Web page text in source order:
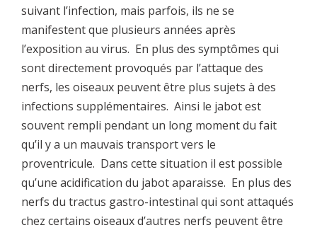
suivant l’infection, mais parfois, ils ne se
manifestent que plusieurs années après
l’exposition au virus. En plus des symptômes qui
sont directement provoqués par l’attaque des
nerfs, les oiseaux peuvent être plus sujets à des
infections supplémentaires. Ainsi le jabot est
souvent rempli pendant un long moment du fait
qu’il y a un mauvais transport vers le
proventricule. Dans cette situation il est possible
qu’une acidification du jabot aparaisse. En plus des
nerfs du tractus gastro-intestinal qui sont attaqués
chez certains oiseaux d’autres nerfs peuvent être